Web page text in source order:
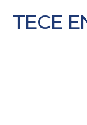
TECE